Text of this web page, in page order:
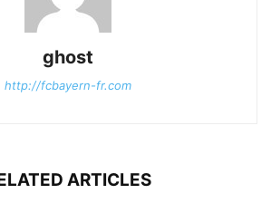
ghost
http://fcbayern-fr.com
ARTICLES